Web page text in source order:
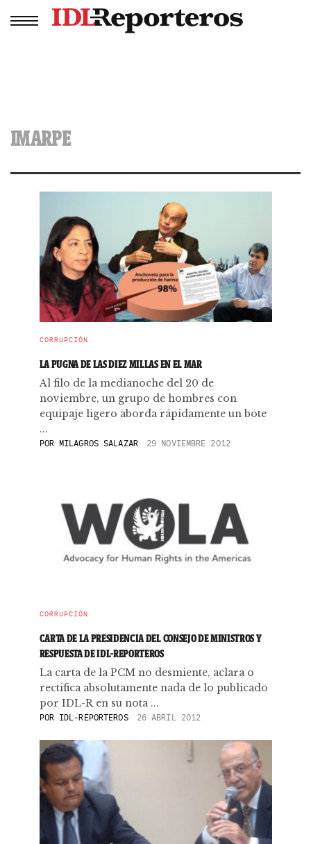
IMARPE
CORRUPCIÓN
LA PUGNA DE LAS DIEZ MILLAS EN EL MAR
Al filo de la medianoche del 20 de
noviembre, un grupo de hombres con
equipaje ligero aborda rápidamente un bote
...
PORMILAGROS SALAZAR 29 NOVIEMBRE 2012
CORRUPCIÓN
CARTA DE LA PRESIDENCIA DEL CONSEJO DE MINISTROS Y
RESPUESTA DE IDL-REPORTEROS
La carta de la PCM no desmiente, aclara o
rectifica absolutamente nada de lo publicado
por IDL-R en su nota ...
POR IDL-REPORTEROS 26 ABRIL 2012